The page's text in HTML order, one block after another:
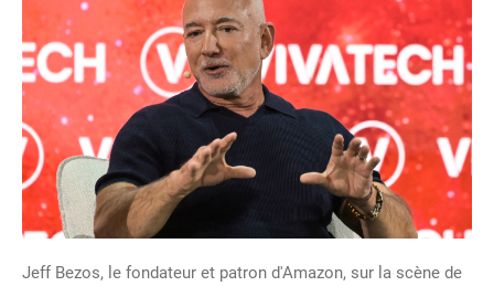
Jeff Bezos, le fondateur et patron d'Amazon, sur la scène de